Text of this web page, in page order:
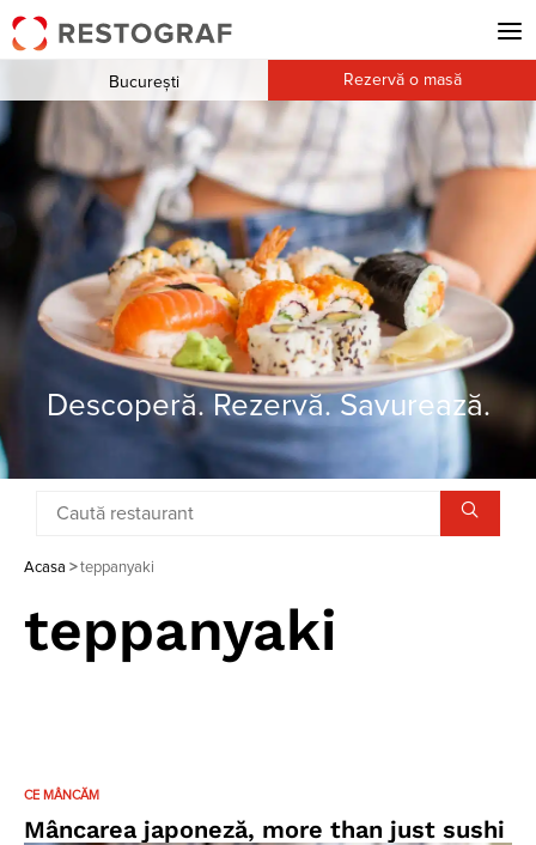
Descoperă. Rezervă. Savurează.
București Rezervă o masă
Acasa >teppanyaki
teppanyaki
CE MÂNCĂM
Mâncarea japoneză, more than just sushi